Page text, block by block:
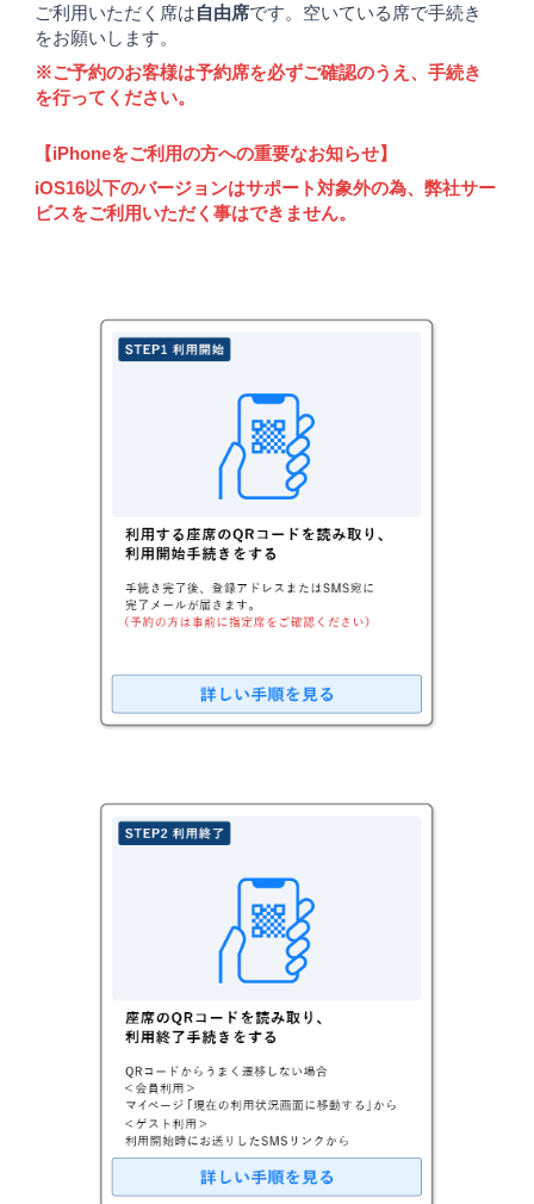
ご利用いただく席は自由席です。空いている席で手続き
をお願いします。
※ご予約のお客様は予約席を必ずご確認のうえ、手続き
を行ってください。
【iPhoneをご利用の方への重要なお知らせ】
iOS16以下のバージョンはサポート対象外の為、弊社サー
ビスをご利用いただく事はできません。